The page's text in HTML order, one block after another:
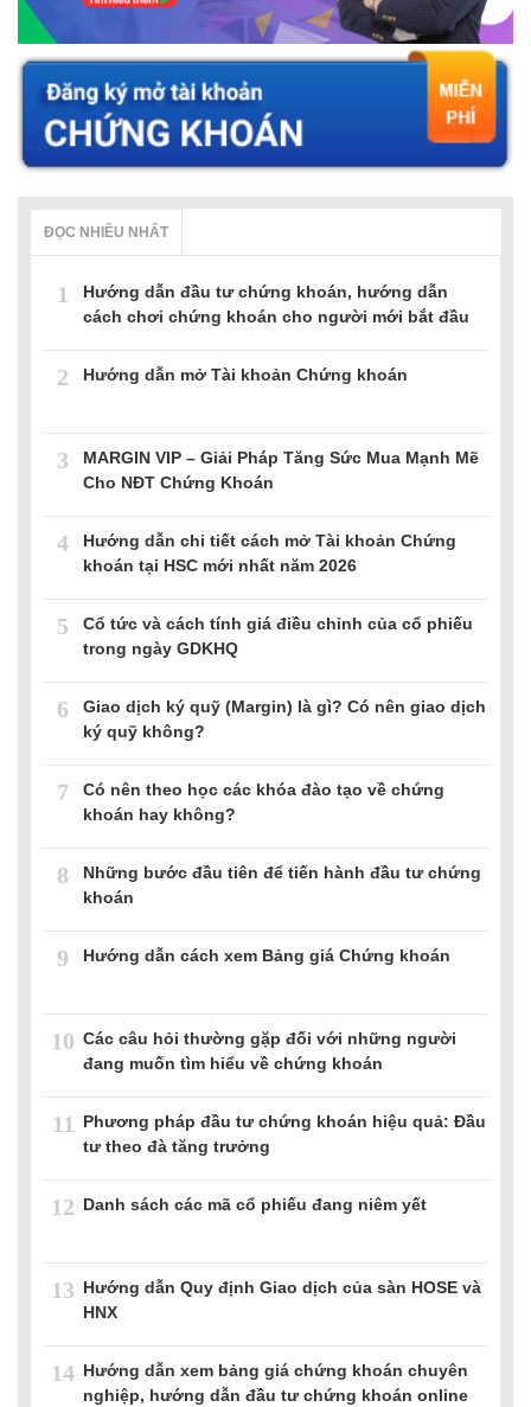
ĐỌC NHIỀU NHẤT
1
Hướng dẫn đầu tư chứng khoán, hướng dẫn
cách chơi chứng khoán cho người mới bắt đầu
2 Hướng dẫn mở Tài khoản Chứng khoán
3
MARGIN VIP – Giải Pháp Tăng Sức Mua Mạnh Mẽ
Cho NĐT Chứng Khoán
4
Hướng dẫn chi tiết cách mở Tài khoản Chứng
khoán tại HSC mới nhất năm 2026
5
Cổ tức và cách tính giá điều chỉnh của cổ phiếu
trong ngày GDKHQ
6
Giao dịch ký quỹ (Margin) là gì? Có nên giao dịch
ký quỹ không?
7
Có nên theo học các khóa đào tạo về chứng
khoán hay không?
8
Những bước đầu tiên để tiến hành đầu tư chứng
khoán
9 Hướng dẫn cách xem Bảng giá Chứng khoán
10 Các câu hỏi thường gặp đối với những người
đang muốn tìm hiểu về chứng khoán
11
Phương pháp đầu tư chứng khoán hiệu quả: Đầu
tư theo đà tăng trưởng
12 Danh sách các mã cổ phiếu đang niêm yết
13 Hướng dẫn Quy định Giao dịch của sàn HOSE và
HNX
14 Hướng dẫn xem bảng giá chứng khoán chuyên
nghiệp, hướng dẫn đầu tư chứng khoán online